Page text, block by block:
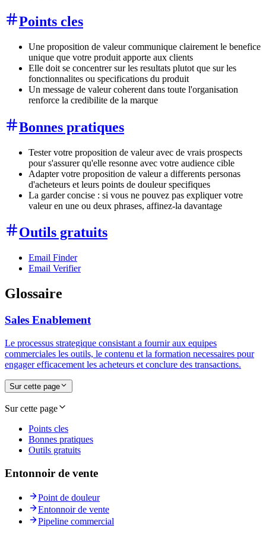
Points cles
Une proposition de valeur communique clairement le benefice
unique que votre produit apporte aux clients
Elle doit se concentrer sur les resultats plutot que sur les
fonctionnalites ou specifications du produit
Un message de valeur coherent dans toute l'organisation
renforce la credibilite de la marque
Bonnes pratiques
Tester votre proposition de valeur avec de vrais prospects
pour s'assurer qu'elle resonne avec votre audience cible
Adapter votre proposition de valeur a differents personas
d'acheteurs et leurs points de douleur specifiques
La garder concise : si vous ne pouvez pas expliquer votre
valeur en une ou deux phrases, affinez-la davantage
Outils gratuits
Email Finder
Email Verifier
Glossaire
Sales Enablement
Le processus strategique consistant a fournir aux equipes
commerciales les outils, le contenu et la formation necessaires pour
engager efficacement les acheteurs et conclure des transactions.
Sur cette page
Sur cette page
Points cles
Bonnes pratiques
Outils gratuits
Entonnoir de vente
Point de douleur
Entonnoir de vente
Pipeline commercial